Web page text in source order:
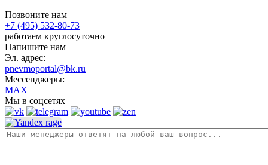
Позвоните нам
+7 (495) 532-80-73
работаем круглосуточно
Напишите нам
Эл. адрес:
pnevmoportal@bk.ru
Мессенджеры:
MAX
Мы в соцсетях